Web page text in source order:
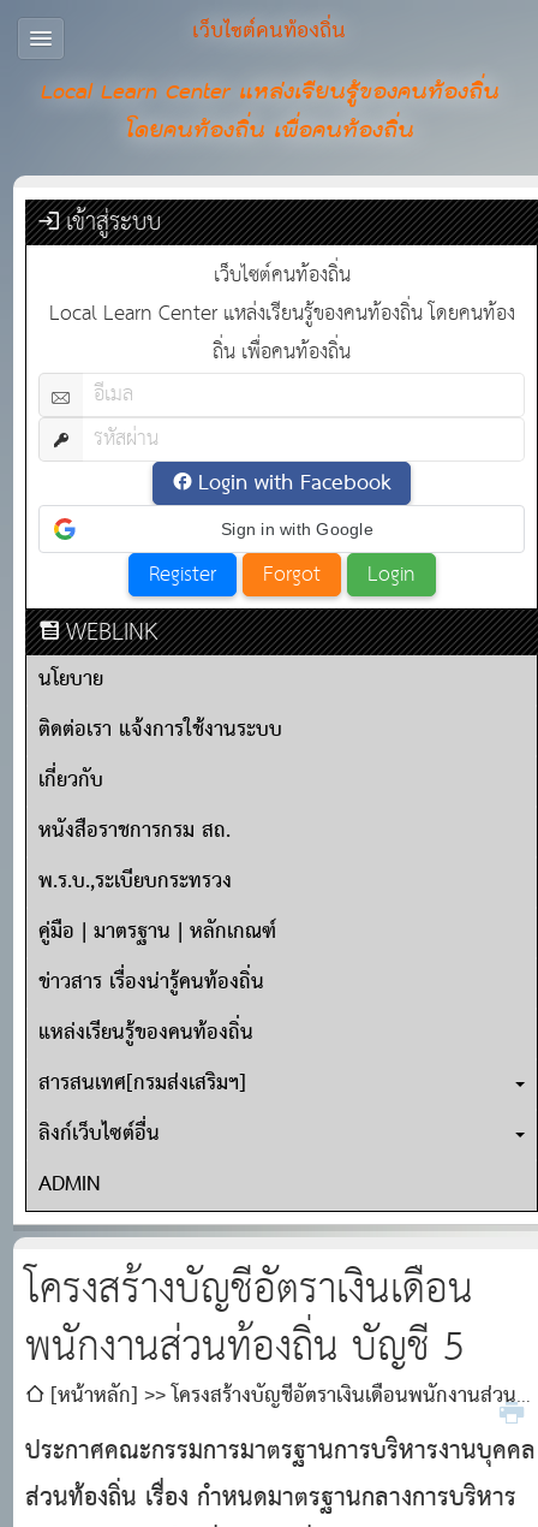
เว็บไซต์คนท้องถิ่น
Local Learn Center แหล่งเรียนรู้ของคนท้องถิ่น
โดยคนท้องถิ่น เพื่อคนท้องถิ่น
เข้าสู่ระบบ
เว็บไซต์คนท้องถิ่น
Local Learn Center แหล่งเรียนรู้ของคนท้องถิ่น โดยคนท้อง
ถิ่น เพื่อคนท้องถิ่น
Login with Facebook
Sign in with Google
WEBLINK
นโยบาย
ติดต่อเรา แจ้งการใช้งานระบบ
เกี่ยวกับ
หนังสือราชการกรม สถ.
พ.ร.บ.,ระเบียบกระทรวง
คู่มือ | มาตรฐาน | หลักเกณฑ์
ข่าวสาร เรื่องน่ารู้คนท้องถิ่น
แหล่งเรียนรู้ของคนท้องถิ่น
สารสนเทศ[กรมส่งเสริมฯ]
ลิงก์เว็บไซต์อื่น
ADMIN
โครงสร้างบัญชีอัตราเงินเดือน
พนักงานส่วนท้องถิ่น บัญชี 5
[หน้าหลัก]
โครงสร้างบัญชีอัตราเงินเดือนพนักงานส่วน
ท้องถิ่น บัญชี 5
ประกาศคณะกรรมการมาตรฐานการบริหารงานบุคคล
ส่วนท้องถิ่น เรื่อง กำหนดมาตรฐานกลางการบริหาร